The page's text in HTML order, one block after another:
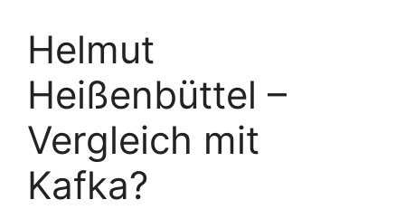
Helmut
Heißenbüttel –
Vergleich mit
Kafka?